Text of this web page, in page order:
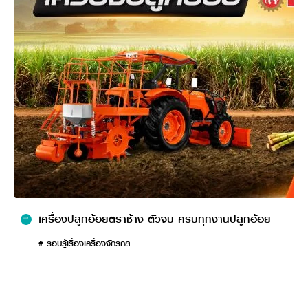
นอกจากนี้ ขณะที่จอบหมุน โรตารี่ตีดินกำลังทำงาน จะเกิดแรงส่งเพื่อ
พลักดันรถแทรกเตอร์ให้เคลื่อนที่ไปข้างหน้าได้ดีขึ้น เป็นการเพิ่มกำลังฉุด
ลากรถแทรกเตอร์
ได้อีกระดับ
ส่วนประกอบของจอบหมุน โรตารี่ตี
ดิน
ส่วนประกอบของจอบหมุน โรตารี่ตีดินมีทั้งหมด 9 ส่วนดังนี้
จุดต่อแขนบน (Head stock or mast)
จุดต่อแขนล่าง (Hitch point)
คลัตช์นิรภัย (Safety clutch)
ห้องโซ่ (Chain case)
ฝากระโปรงหลัง (Rear shield)
ล้อกันจม (Depth wheel)
เครื่องปลูกอ้อยตราช้าง ตัวจบ ครบทุกงานปลูกอ้อย
# รอบรู้เรื่องเครื่องจักรกล